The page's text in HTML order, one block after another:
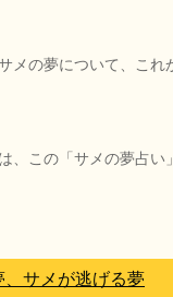
メの夢について、これ
、この「サメの夢占い
サメが逃げる夢